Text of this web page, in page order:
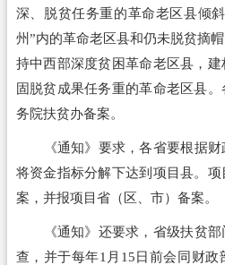
深、脱贫任务重的革命老区县倾
州”内的革命老区县和仍未脱贫摘
持中西部深度贫困革命老区县，
固脱贫成果任务重的革命老区县
务院扶贫办备案。
《通知》要求，各省要根据
将资金指标分解下达到项目县。
案，并报项目省（区、市）备案。
《通知》还要求，省级扶贫
查，并于每年1月15日前会同财